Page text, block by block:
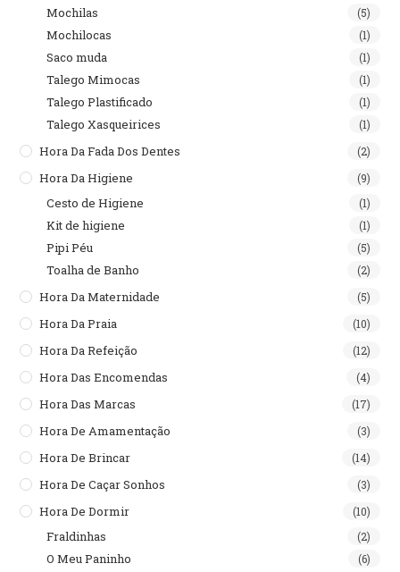
Mochilas (5)
Mochilocas (1)
Saco muda (1)
Talego Mimocas (1)
Talego Plastificado (1)
Talego Xasqueirices (1)
Hora Da Fada Dos Dentes (2)
Hora Da Higiene (9)
Cesto de Higiene (1)
Kit de higiene (1)
Pipi Péu (5)
Toalha de Banho (2)
Hora Da Maternidade (5)
Hora Da Praia (10)
Hora Da Refeição (12)
Hora Das Encomendas (4)
Hora Das Marcas (17)
Hora De Amamentação (3)
Hora De Brincar (14)
Hora De Caçar Sonhos (3)
Hora De Dormir (10)
Fraldinhas (2)
O Meu Paninho (6)